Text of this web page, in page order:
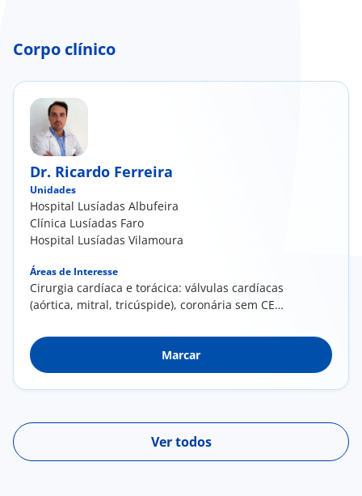
Corpo clínico
Dr. Ricardo Ferreira
Unidades
Hospital Lusíadas Albufeira
Clínica Lusíadas Faro
Hospital Lusíadas Vilamoura
Áreas de Interesse
Cirurgia cardíaca e torácica: válvulas cardíacas
(aórtica, mitral, tricúspide), coronária sem CEC,
Tumores cardíacos e tumores do mediastino.
Cancro do pulmão e outras doenças do
pulmão e parede torácica. Cirurgia
minimamente invasiva. Cirurgia Vídeo-
recovery after surgery
Marcar
Ver todos